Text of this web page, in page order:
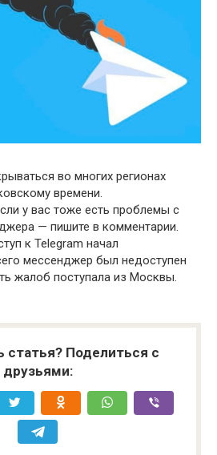
во многих регионах
времени.
у вас тоже есть проблемы с
— пишите в комментарии.
к Telegram начал
мессенджер был недоступен
жалоб поступала из Москвы.
статья? Поделиться с
друзьями: